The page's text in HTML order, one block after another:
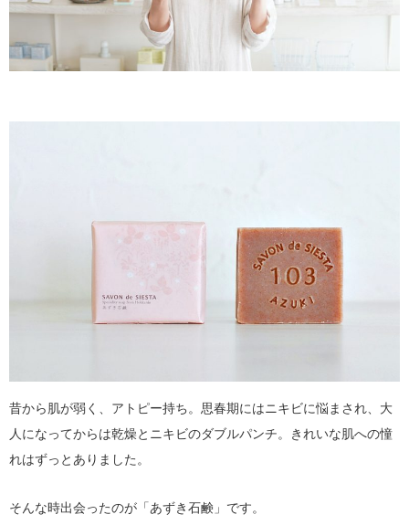
昔から肌が弱く、アトピー持ち。思春期にはニキビに悩まされ、大
人になってからは乾燥とニキビのダブルパンチ。きれいな肌への憧
れはずっとありました。
そんな時出会ったのが「あずき石鹸」です。